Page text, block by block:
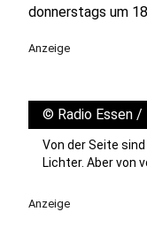
donnerstags um
Anzeige
© Radio Essen
Von der Seite
Lichter. Aber von
Anzeige